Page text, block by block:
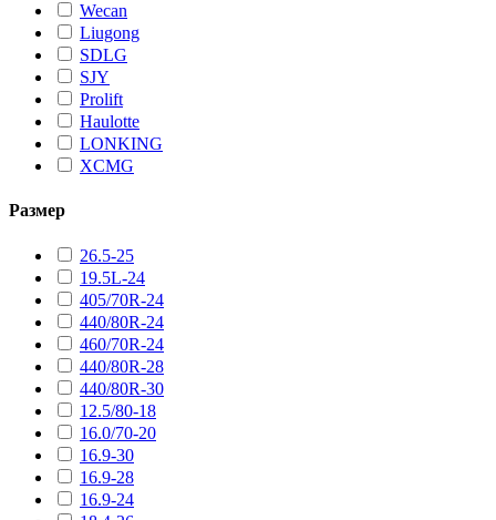
Wecan
Liugong
SDLG
SJY
Prolift
Haulotte
LONKING
XCMG
Размер
26.5-25
19.5L-24
405/70R-24
440/80R-24
460/70R-24
440/80R-28
440/80R-30
12.5/80-18
16.0/70-20
16.9-30
16.9-28
16.9-24